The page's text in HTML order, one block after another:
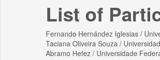
List of
Fernando Hernández Iglesias /
Taciana Oliveira Souza /
Abramo Hefez / Universidade